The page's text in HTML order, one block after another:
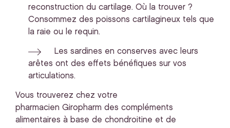
reconstruction du cartilage. Où la trouver ?
Consommez des poissons cartilagineux tels que
la raie ou le requin.
Les sardines en conserves avec leurs
arêtes ont des effets bénéfiques sur vos
articulations.
Vous trouverez chez votre
pharmacien Giropharm des compléments
alimentaires à base de chondroitine et de